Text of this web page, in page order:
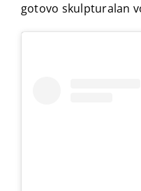
gotovo skulpturalan